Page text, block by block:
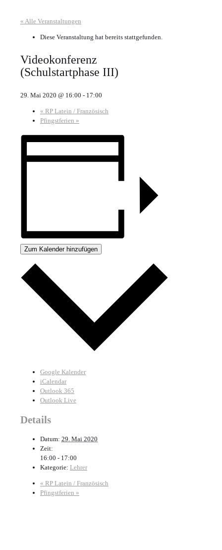
« Alle Veranstaltungen
Diese Veranstaltung hat bereits stattgefunden.
Videokonferenz
(Schulstartphase III)
29. Mai 2020 @ 16:00 - 17:00
« RP Latein / Französisch
Pfingstferien »
Zum Kalender hinzufügen
Google Kalender
iCalendar
Outlook 365
Outlook Live
Details
Datum: 29. Mai 2020
Zeit:
16:00 - 17:00
Kategorie: Lehrer
« RP Latein / Französisch
Pfingstferien »